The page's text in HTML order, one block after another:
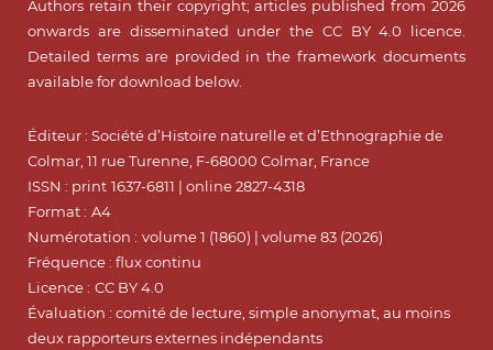
Authors retain their copyright; articles published from 2026
onwards are disseminated under the CC BY 4.0 licence.
Detailed terms are provided in the framework documents
available for download below.
Éditeur : Société d’Histoire naturelle et d’Ethnographie de
Colmar, 11 rue Turenne, F-68000 Colmar, France
ISSN : print 1637-6811 | online 2827-4318
Format : A4
Numérotation : volume 1 (1860) | volume 83 (2026)
Fréquence : flux continu
Licence : CC BY 4.0
Évaluation : comité de lecture, simple anonymat, au moins
deux rapporteurs externes indépendants